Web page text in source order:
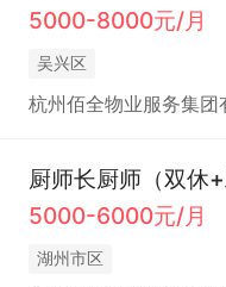
5000-8000元/月
吴兴区
杭州佰全物业服务集团
厨师长厨师（双休+
5000-6000元/月
湖州市区